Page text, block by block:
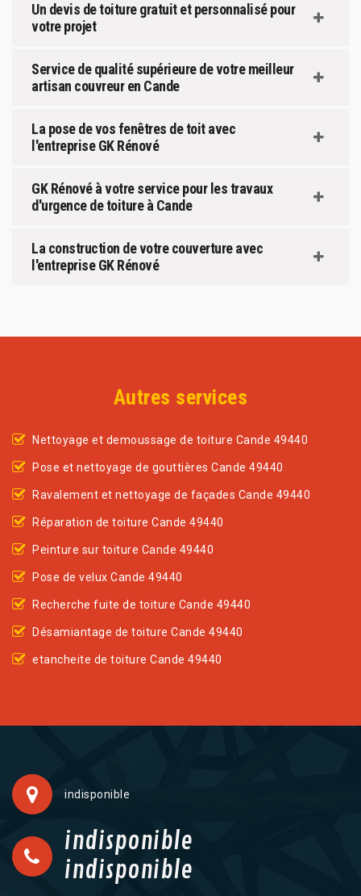
Un devis de toiture gratuit et personnalisé pour
votre projet
Service de qualité supérieure de votre meilleur
artisan couvreur en Cande
La pose de vos fenêtres de toit avec
l'entreprise GK Rénové
GK Rénové à votre service pour les travaux
d'urgence de toiture à Cande
La construction de votre couverture avec
l'entreprise GK Rénové
Autres services
Nettoyage et demoussage de toiture Cande 49440
Pose et nettoyage de gouttières Cande 49440
Ravalement et nettoyage de façades Cande 49440
Réparation de toiture Cande 49440
Peinture sur toiture Cande 49440
Pose de velux Cande 49440
Recherche fuite de toiture Cande 49440
Désamiantage de toiture Cande 49440
etancheite de toiture Cande 49440
indisponible
indisponible
indisponible